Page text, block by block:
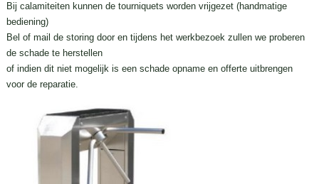
Bij calamiteiten kunnen de tourniquets worden vrijgezet (handmatige
bediening)
Bel of mail de storing door en tijdens het werkbezoek zullen we proberen
de schade te herstellen
of indien dit niet mogelijk is een schade opname en offerte uitbrengen
voor de reparatie.